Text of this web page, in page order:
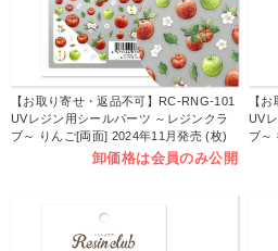
【お取り寄せ・返品不可】RC-RNG-101
UVレジン用シールパーツ ～レジンクラ
ブ～ りんご[両面] 2024年11月発売 (枚)
卸価格は会員のみ公開
【
UV
ブ～